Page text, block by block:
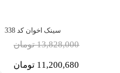
سینک اخوان کد 338
13,828,000 تومان
11,200,680 تومان